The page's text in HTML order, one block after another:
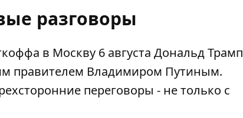
разговоры
в Москву 6 августа Дональд Трамп
правителем Владимиром Путиным.
переговоры - не только с